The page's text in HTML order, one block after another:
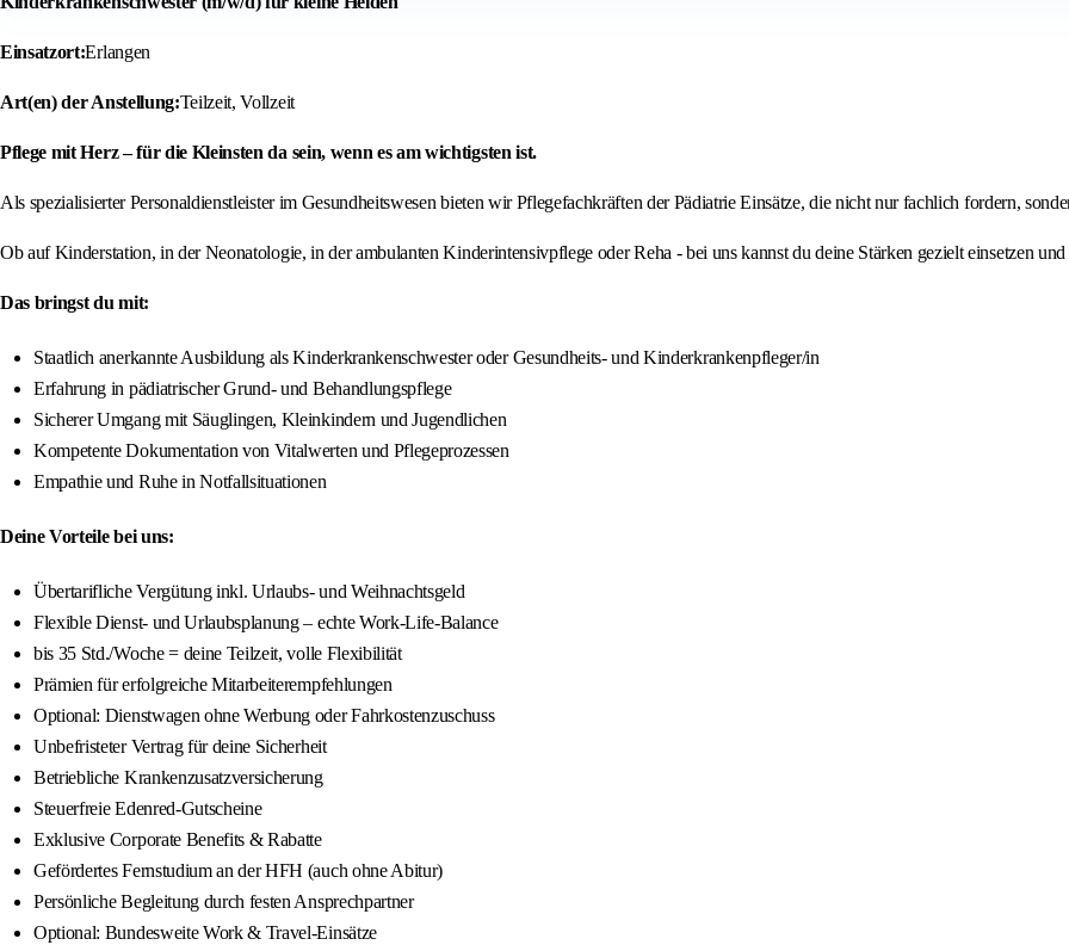
Einsatzort:Erlangen
Art(en) der Anstellung:Teilzeit, Vollzeit
Pflege mit Herz – für die Kleinsten da sein, wenn es am wichtigsten ist.
Als spezialisierter Personaldienstleister im Gesundheitswesen bieten wir Pflegefachkräften der Pädiatrie Einsätze, die nicht nur fachlich fordern,
Ob auf Kinderstation, in der Neonatologie, in der ambulanten Kinderintensivpflege oder Reha - bei uns kannst du deine Stärken gezielt einsetzen
Das bringst du mit:
Staatlich anerkannte Ausbildung als Kinderkrankenschwester oder Gesundheits- und Kinderkrankenpfleger/in
Erfahrung in pädiatrischer Grund- und Behandlungspflege
Sicherer Umgang mit Säuglingen, Kleinkindern und Jugendlichen
Kompetente Dokumentation von Vitalwerten und Pflegeprozessen
Empathie und Ruhe in Notfallsituationen
Deine Vorteile bei uns:
Übertarifliche Vergütung inkl. Urlaubs- und Weihnachtsgeld
Flexible Dienst- und Urlaubsplanung – echte Work-Life-Balance
bis 35 Std./Woche = deine Teilzeit, volle Flexibilität
Prämien für erfolgreiche Mitarbeiterempfehlungen
Optional: Dienstwagen ohne Werbung oder Fahrkostenzuschuss
Unbefristeter Vertrag für deine Sicherheit
Betriebliche Krankenzusatzversicherung
Steuerfreie Edenred-Gutscheine
Exklusive Corporate Benefits & Rabatte
Gefördertes Fernstudium an der HFH (auch ohne Abitur)
Persönliche Begleitung durch festen Ansprechpartner
Optional: Bundesweite Work & Travel-Einsätze